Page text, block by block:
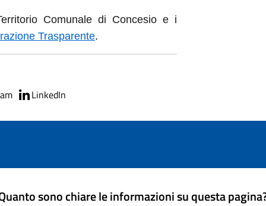
Comunale di Concesio e i
Trasparente.
LinkedIn
sono chiare le informazioni su questa